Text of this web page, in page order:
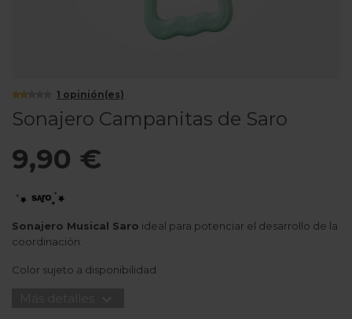
1 opinión(es)
Sonajero Campanitas de Saro
9,90 €
Sonajero Musical Saro ideal para potenciar el desarrollo de la
coordinación.
Color sujeto a disponibilidad